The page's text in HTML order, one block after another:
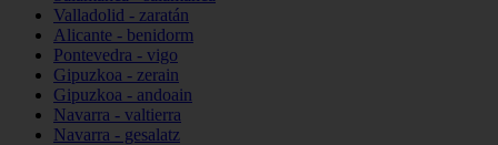
Valladolid - zaratán
Alicante - benidorm
Pontevedra - vigo
Gipuzkoa - zerain
Gipuzkoa - andoain
Navarra - valtierra
Navarra - gesalatz